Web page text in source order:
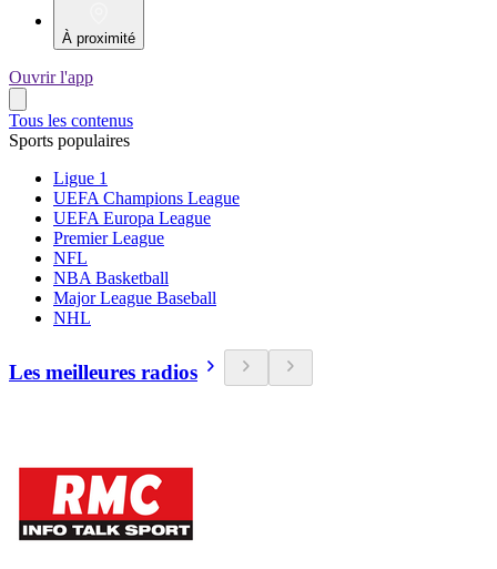
À proximité
Ouvrir l'app
Tous les contenus
Sports populaires
Ligue 1
UEFA Champions League
UEFA Europa League
Premier League
NFL
NBA Basketball
Major League Baseball
NHL
Les meilleures radios